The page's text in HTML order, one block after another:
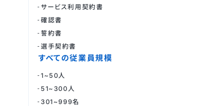
サービス利用契約書
確認書
誓約書
選手契約書
すべての従業員規模
1~50人
51~300人
301~999名